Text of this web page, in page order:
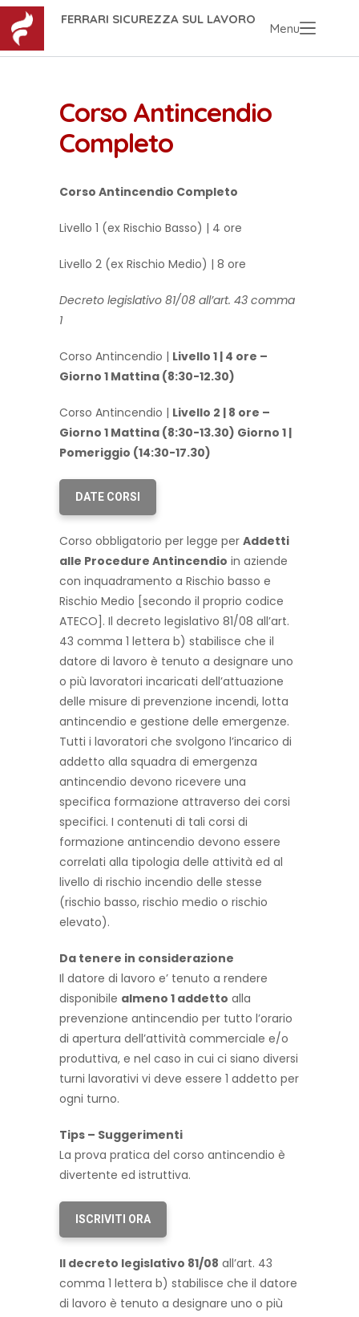
FERRARI SICUREZZA SUL LAVORO
Menu
Corso Antincendio
Completo
Corso Antincendio Completo
Livello 1 (ex Rischio Basso) | 4 ore
Livello 2 (ex Rischio Medio) | 8 ore
Decreto legislativo 81/08 all’art. 43 comma
1
Corso Antincendio | Livello 1 | 4 ore –
Giorno 1 Mattina (8:30-12.30)
Corso Antincendio | Livello 2 | 8 ore –
Giorno 1 Mattina (8:30-13.30) Giorno 1 |
Pomeriggio (14:30-17.30)
DATE CORSI
Corso obbligatorio per legge per Addetti
alle Procedure Antincendio in aziende
con inquadramento a Rischio basso e
Rischio Medio [secondo il proprio codice
ATECO]. Il decreto legislativo 81/08 all’art.
43 comma 1 lettera b) stabilisce che il
datore di lavoro è tenuto a designare uno
o più lavoratori incaricati dell’attuazione
delle misure di prevenzione incendi, lotta
antincendio e gestione delle emergenze.
Tutti i lavoratori che svolgono l’incarico di
addetto alla squadra di emergenza
antincendio devono ricevere una
specifica formazione attraverso dei corsi
specifici. I contenuti di tali corsi di
formazione antincendio devono essere
correlati alla tipologia delle attività ed al
livello di rischio incendio delle stesse
(rischio basso, rischio medio o rischio
elevato).
Da tenere in considerazione
Il datore di lavoro e’ tenuto a rendere
disponibile almeno 1 addetto alla
prevenzione antincendio per tutto l’orario
di apertura dell’attività commerciale e/o
produttiva, e nel caso in cui ci siano diversi
turni lavorativi vi deve essere 1 addetto per
ogni turno.
Tips – Suggerimenti
La prova pratica del corso antincendio è
divertente ed istruttiva.
ISCRIVITI ORA
Il decreto legislativo 81/08 all’art. 43
comma 1 lettera b) stabilisce che il datore
di lavoro è tenuto a designare uno o più